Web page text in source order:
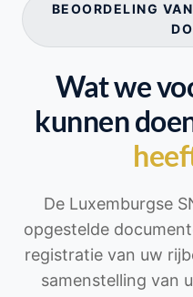
BEOORDELING
Wat we
kunnen
De Luxemburgse
opgestelde
registratie van uw
samenstelling van